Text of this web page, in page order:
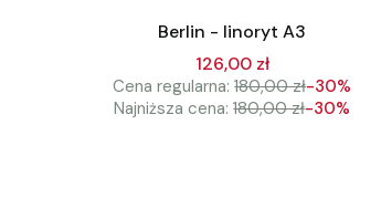
Berlin - linoryt A3
126,00 zł
Cena regularna: 180,00 zł-30%
Najniższa cena: 180,00 zł-30%